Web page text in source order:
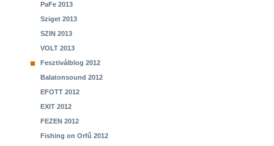
PaFe 2013
Sziget 2013
SZIN 2013
VOLT 2013
Fesztiválblog 2012
Balatonsound 2012
EFOTT 2012
EXIT 2012
FEZEN 2012
Fishing on Orfű 2012